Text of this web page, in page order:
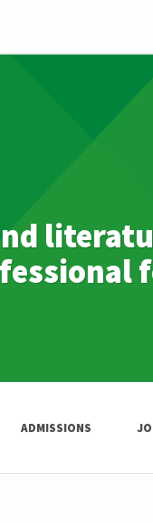
ADMISSIONS